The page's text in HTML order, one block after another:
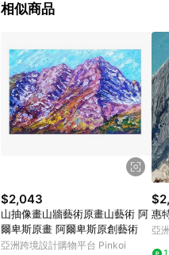
使用規則請以點數紅包活動說明為
相似商品
$2,043
山抽像畫山牆藝術原畫山藝術 阿
爾卑斯原畫 阿爾卑斯原創藝術
亞洲跨境設計購物平台 Pinkoi
惠
亞